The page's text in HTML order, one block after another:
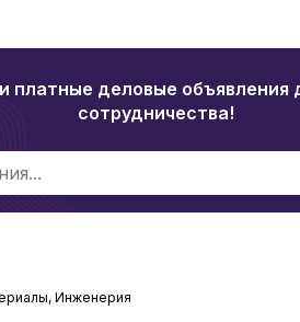
платные деловые объявления
сотрудничества!
Инженерия